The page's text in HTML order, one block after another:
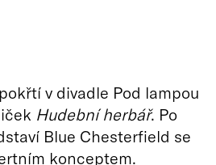
v divadle Pod lampou
Hudební herbář. Po
Blue Chesterfield se
konceptem.